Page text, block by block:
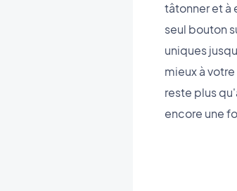
tâtonner et à
seul bouton
uniques
mieux à
reste plus
encore une